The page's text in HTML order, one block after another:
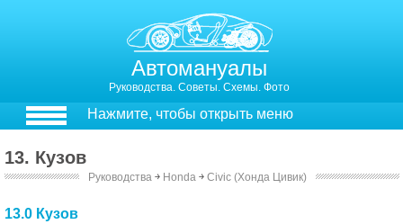
Автомануалы
Руководства. Советы. Схемы. Фото
Нажмите, чтобы открыть меню
13. Кузов
Руководства ￫ Honda ￫ Civic (Хонда Цивик)
13.0 Кузов